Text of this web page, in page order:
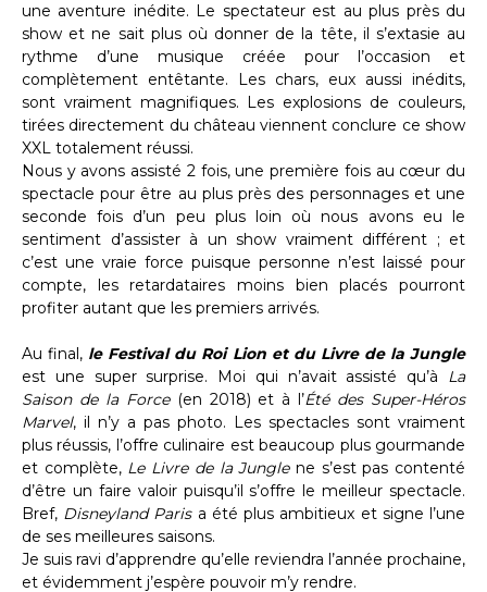
une aventure inédite. Le spectateur est au plus près du
show et ne sait plus où donner de la tête, il s’extasie au
rythme d’une musique créée pour l’occasion et
complètement entêtante. Les chars, eux aussi inédits,
sont vraiment magnifiques. Les explosions de couleurs,
tirées directement du château viennent conclure ce show
XXL totalement réussi.
Nous y avons assisté 2 fois, une première fois au cœur du
spectacle pour être au plus près des personnages et une
seconde fois d’un peu plus loin où nous avons eu le
sentiment d’assister à un show vraiment différent ; et
c’est une vraie force puisque personne n’est laissé pour
compte, les retardataires moins bien placés pourront
profiter autant que les premiers arrivés.
Au final, le Festival du Roi Lion et du Livre de la Jungle
est une super surprise. Moi qui n’avait assisté qu’à La
Saison de la Force(en 2018) et à l’Été des Super-Héros
Marvel, il n’y a pas photo. Les spectacles sont vraiment
plus réussis, l’offre culinaire est beaucoup plus gourmande
et complète, Le Livre de la Junglene s’est pas contenté
d’être un faire valoir puisqu’il s’offre le meilleur spectacle.
Bref, Disneyland Parisa été plus ambitieux et signe l’une
de ses meilleures saisons.
Je suis ravi d’apprendre qu’elle reviendra l’année prochaine,
et évidemment j’espère pouvoir m’y rendre.